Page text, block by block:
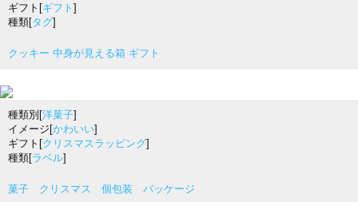
ギフト[ギフト ]
種類[タグ]
クッキー 中身が見える箱 ギフト
種類別[洋菓子]
イメージ[かわいい]
ギフト[クリスマスラッピング]
種類[ラベル]
菓子 クリスマス 個包装 パッケージ